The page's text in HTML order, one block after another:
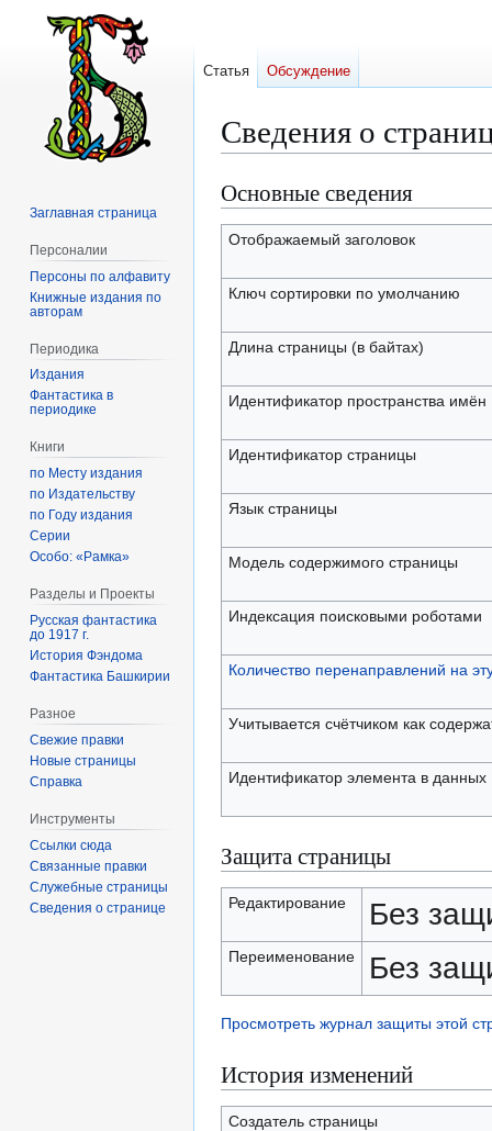
Сведения о
Перейти
к
навигации
Перейти
к
поиску
Основные сведения
Отображаемый заголовок
Ключ сортировки по умолчанию
Длина страницы (в байтах)
Идентификатор пространства имён
Идентификатор страницы
Язык страницы
Модель содержимого страницы
Индексация поисковыми роботами
Количество перенаправлений на
Учитывается счётчиком как
Идентификатор элемента в данных
Защита страницы
Редактирование Без
Переименование Без
Просмотреть журнал защиты этой
История изменений
Создатель страницы
Статья Обсуждение
Заглавная страница
Персоналии
Персоны по алфавиту
Книжные издания по
авторам
Периодика
Издания
Фантастика в
периодике
Книги
по Месту издания
по Издательству
по Году издания
Серии
Особо: «Рамка»
Разделы и Проекты
Русская фантастика
до 1917 г.
История Фэндома
Фантастика Башкирии
Разное
Свежие правки
Новые страницы
Справка
Инструменты
Ссылки сюда
Связанные правки
Служебные страницы
Сведения о странице